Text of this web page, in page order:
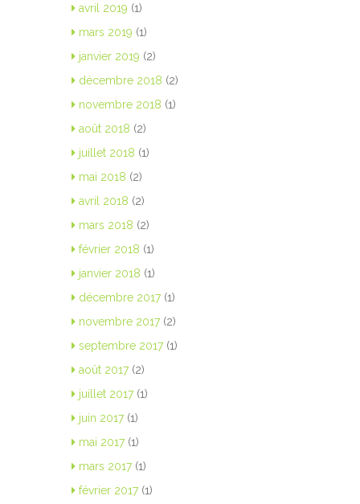
avril 2019 (1)
mars 2019 (1)
janvier 2019 (2)
décembre 2018 (2)
novembre 2018 (1)
août 2018 (2)
juillet 2018 (1)
mai 2018 (2)
avril 2018 (2)
mars 2018 (2)
février 2018 (1)
janvier 2018 (1)
décembre 2017(1)
novembre 2017(2)
septembre 2017(1)
août 2017(2)
juillet 2017(1)
juin 2017(1)
mai 2017(1)
mars 2017(1)
février 2017(1)